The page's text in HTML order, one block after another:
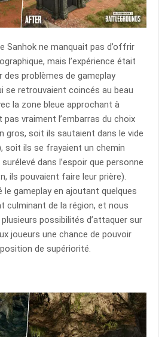
Sanhok ne manquait pas d’offrir
mais l’expérience était
des problèmes de gameplay
se retrouvaient coincés au beau
la zone bleue approchant à
pas vraiment l’embarras du choix
gros, soit ils sautaient dans le vide
soit ils se frayaient un chemin
dans l’espoir que personne
ils pouvaient faire leur prière).
gameplay en ajoutant quelques
culminant de la région, et nous
possibilités d’attaquer sur
joueurs une chance de pouvoir
de supériorité.